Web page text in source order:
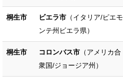
桐生市 ビエラ市 （イタリア/ピエモ
ンテ州ビエラ県）
桐生市 コロンバス市 （アメリカ合
衆国/ジョージア州）